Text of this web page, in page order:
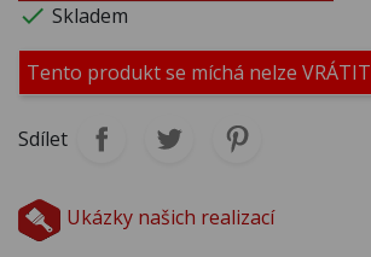
M324 M325 M326
M327 M328 M329
M330 M331 M332
 Skladem
Tento produkt se míchá nelze VRÁTIT
Sdílet
Ukázky našich realizací